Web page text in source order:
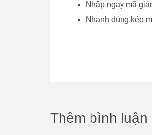
Nhập ngay mã
Nhanh dùng kẻo
Thêm bình luận